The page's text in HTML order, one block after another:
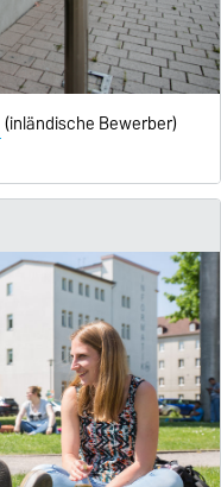
(inländische Bewerber)